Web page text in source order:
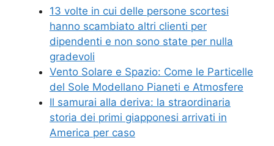
13 volte in cui delle persone scortesi
hanno scambiato altri clienti per
dipendenti e non sono state per nulla
gradevoli
Vento Solare e Spazio: Come le Particelle
del Sole Modellano Pianeti e Atmosfere
Il samurai alla deriva: la straordinaria
storia dei primi giapponesi arrivati in
America per caso